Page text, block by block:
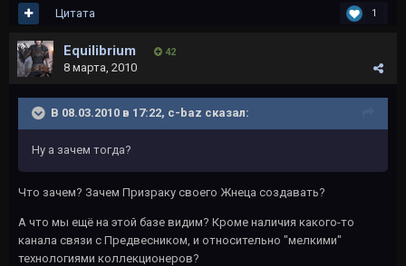
1
Цитата
Еquilibrium 42
8 марта, 2010
В 08.03.2010 в 17:22, c-baz сказал:
Ну а зачем тогда?
Что зачем? Зачем Призраку своего Жнеца создавать?
А что мы ещё на этой базе видим? Кроме наличия какого-то
канала связи с Предвесником, и относительно "мелкими"
технологиями коллекционеров?